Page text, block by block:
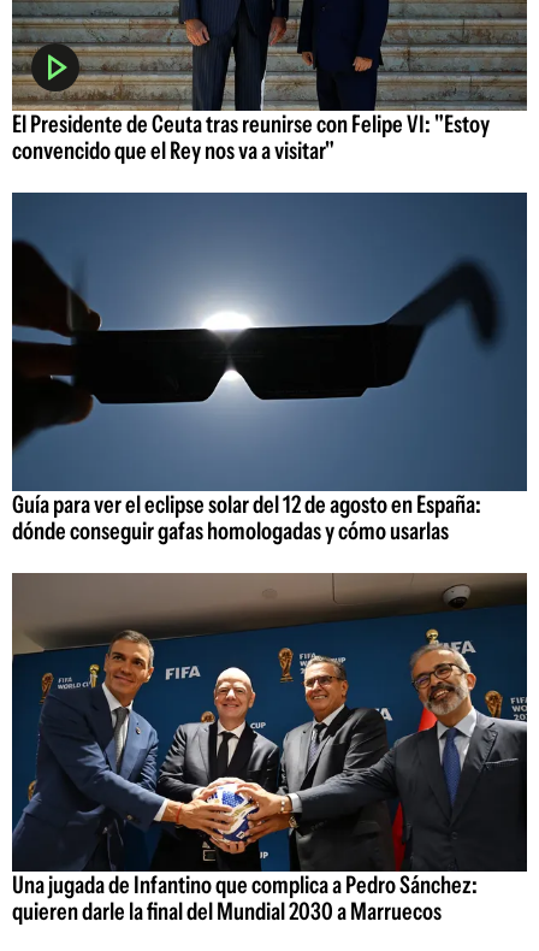
El Presidente de Ceuta tras reunirse con Felipe VI: "Estoy
convencido que el Rey nos va a visitar"
Guía para ver el eclipse solar del 12 de agosto en España:
dónde conseguir gafas homologadas y cómo usarlas
Una jugada de Infantino que complica a Pedro Sánchez:
quieren darle la final del Mundial 2030 a Marruecos